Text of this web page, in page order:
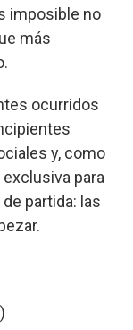
imposible no
más
ocurridos
y, como
para
partida: las